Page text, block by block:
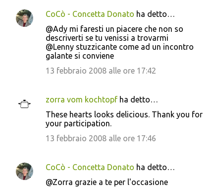
CoCò - Concetta Donato ha detto…
@Ady mi faresti un piacere che non so
descriverti se tu venissi a trovarmi
@Lenny stuzzicante come ad un incontro
galante si conviene
13 febbraio 2008 alle ore 17:42
zorra vom kochtopf ha detto…
These hearts looks delicious. Thank you for
your participation.
13 febbraio 2008 alle ore 17:46
CoCò - Concetta Donato ha detto…
@Zorra grazie a te per l'occasione